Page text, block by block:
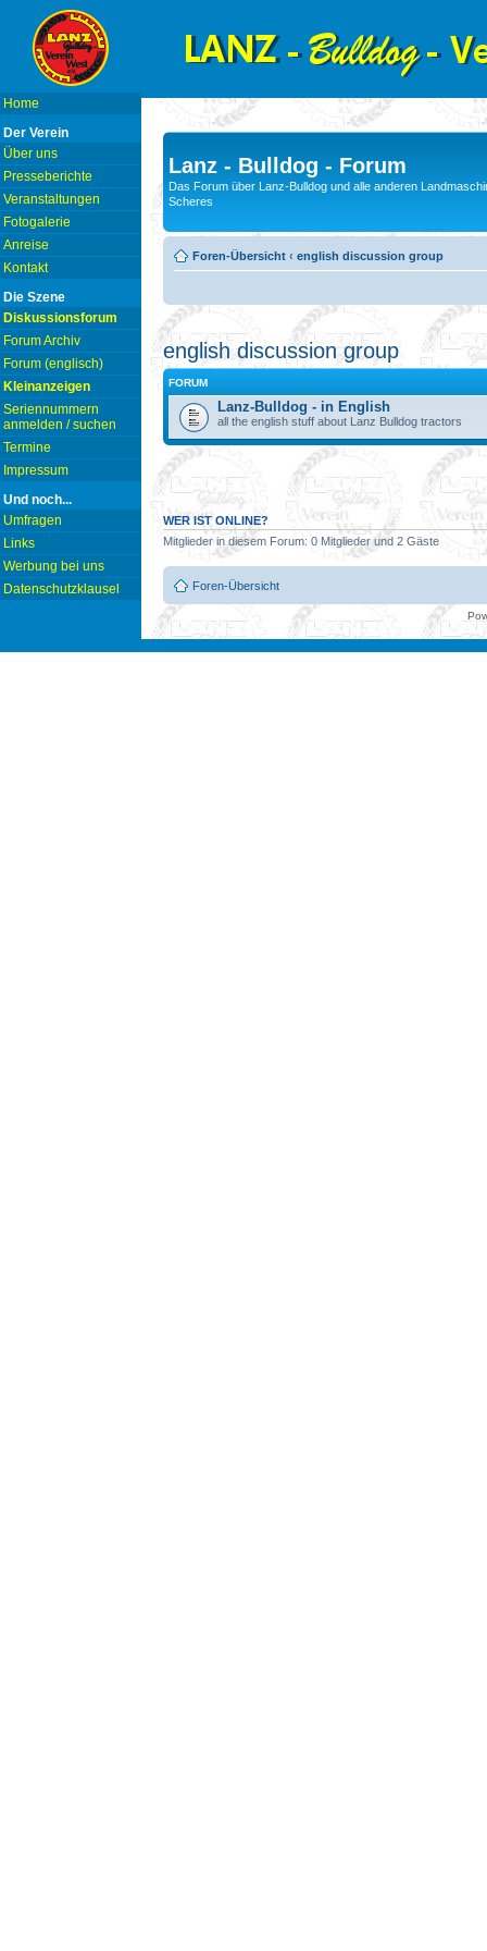
Home
Der Verein
Über uns
Presseberichte
Veranstaltungen
Fotogalerie
Anreise
Kontakt
Die Szene
Diskussionsforum
Forum Archiv
Forum (englisch)
Kleinanzeigen
Seriennummern
anmelden / suchen
Termine
Impressum
Und noch...
Umfragen
Links
Werbung bei uns
Datenschutzklausel
Lanz - Bulldog - Forum
Das Forum über Lanz-Bulldog und alle anderen
Scheres
Foren-Übersicht ‹ english discussion group
english discussion group
FORUM
Lanz-Bulldog - in English
all the english stuff about Lanz Bulldog tractors
WER IST ONLINE?
Mitglieder in diesem Forum: 0 Mitglieder und 2 Gäste
Foren-Übersicht